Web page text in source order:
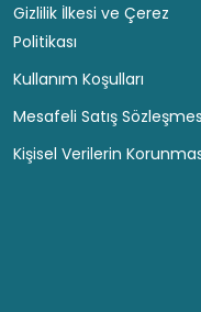
Gizlilik İlkesi ve Çerez
Politikası
Kullanım Koşulları
Mesafeli Satış
Kişisel Verilerin